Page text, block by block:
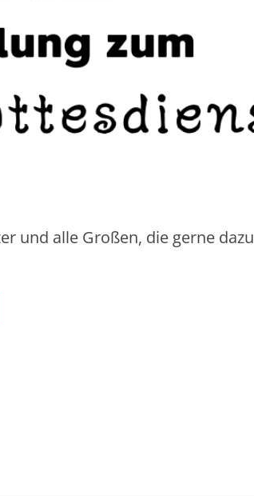
und alle Großen, die gerne dazu